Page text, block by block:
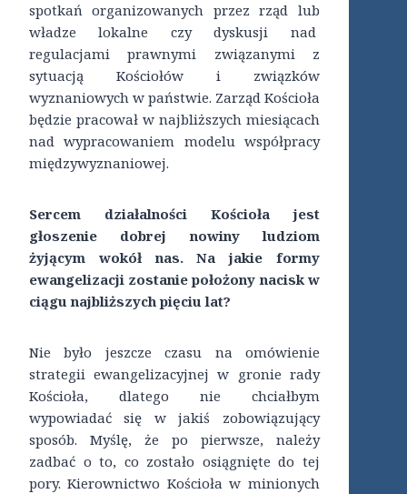
spotkań organizowanych przez rząd lub
władze lokalne czy dyskusji nad
regulacjami prawnymi związanymi z
sytuacją Kościołów i związków
wyznaniowych w państwie. Zarząd Kościoła
będzie pracował w najbliższych miesiącach
nad wypracowaniem modelu współpracy
międzywyznaniowej.
Sercem działalności Kościoła jest
głoszenie dobrej nowiny ludziom
żyjącym wokół nas. Na jakie formy
ewangelizacji zostanie położony nacisk w
ciągu najbliższych pięciu lat?
Nie było jeszcze czasu na omówienie
strategii ewangelizacyjnej w gronie rady
Kościoła, dlatego nie chciałbym
wypowiadać się w jakiś zobowiązujący
sposób. Myślę, że po pierwsze, należy
zadbać o to, co zostało osiągnięte do tej
pory. Kierownictwo Kościoła w minionych